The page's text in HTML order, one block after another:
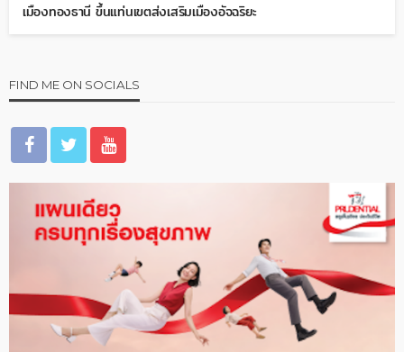
เมืองทองธานี ขึ้นแท่นเขตส่งเสริมเมืองอัจฉริยะ
FIND ME ON SOCIALS